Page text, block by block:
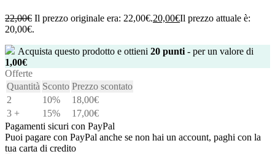
22,00€ Il prezzo originale era: 22,00€.20,00€Il prezzo attuale è:
20,00€.
Acquista questo prodotto e ottieni 20 punti - per un valore di
1,00€
Offerte
Quantità Sconto Prezzo scontato
2
10% 18,00€
3 +
15% 17,00€
Pagamenti sicuri con PayPal
Puoi pagare con PayPal anche se non hai un account, paghi con la
tua carta di credito